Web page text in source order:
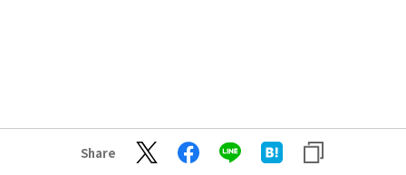
Share